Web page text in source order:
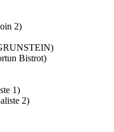
2)
Bistrot)
1)
2)